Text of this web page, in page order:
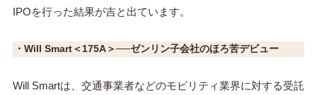
IPOを行った結果が吉と出ています。
・Will Smart＜175A＞──ゼンリン子会社のほろ苦デビュー
Will Smartは、交通事業者などのモビリティ業界に対する受託